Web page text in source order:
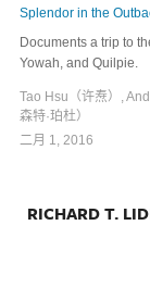
Splendor in the
Documents a trip to
Yowah, and Quilpie.
Tao Hsu（许焘）,
森特·珀杜）
二月 1, 2016
RICHARD T.